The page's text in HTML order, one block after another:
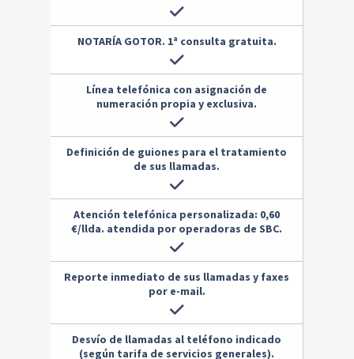
NOTARÍA GOTOR. 1ª consulta gratuita.
Línea telefónica con asignación de
numeración propia y exclusiva.
Definición de guiones para el tratamiento
de sus llamadas.
Atención telefónica personalizada: 0,60
€/llda. atendida por operadoras de SBC.
Reporte inmediato de sus llamadas y faxes
por e-mail.
Desvío de llamadas al teléfono indicado
(según tarifa de servicios generales).